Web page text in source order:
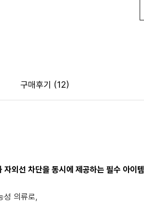
구매후기 (12)
외선 차단을 동시에 제공하는 필수 아이템
성 의류로,